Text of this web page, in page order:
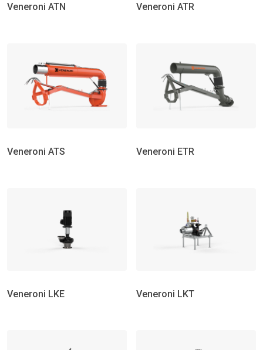
Veneroni ATN Veneroni ATR
Veneroni ATS Veneroni ETR
Veneroni LKE Veneroni LKT